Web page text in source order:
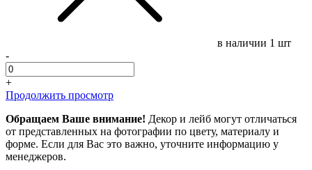
в наличии 1 шт
-
+
Продолжить просмотр
Обращаем Ваше внимание! Декор и лейб могут отличаться
от представленных на фотографии по цвету, материалу и
форме. Если для Вас это важно, уточните информацию у
менеджеров.